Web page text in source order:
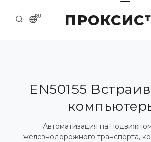
RU
О КОМПАНИИ
ПРИМЕРЫ И РЕШЕНИЯ
КАТАЛОГ ПРОДУКЦИИ
EN50155
Автоматизация на
железнодорожного транспорта,